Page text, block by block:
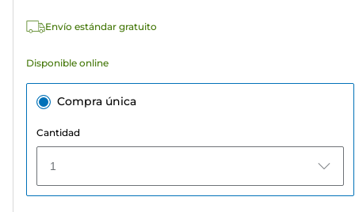
Envío estándar gratuito
Disponible online
Compra única
Cantidad
1